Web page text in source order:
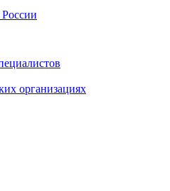
России
организациях